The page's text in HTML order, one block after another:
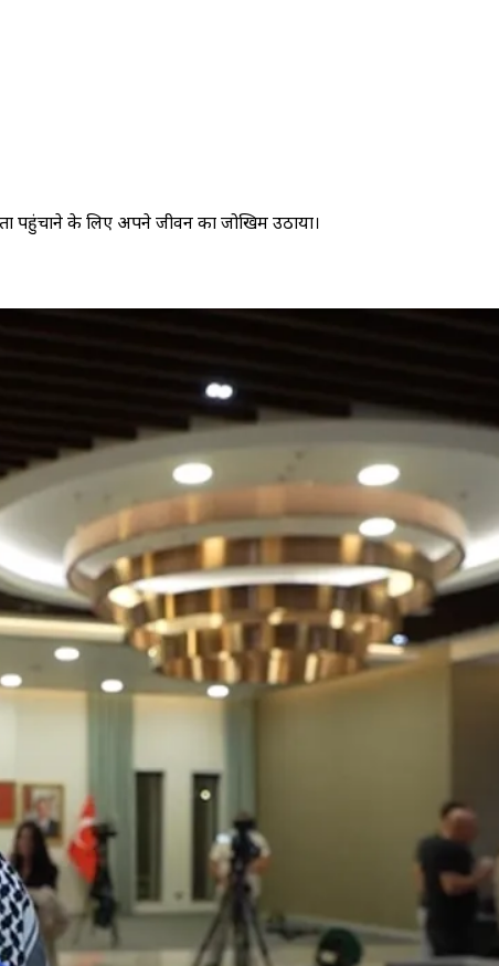
पहुंचाने के लिए अपने जीवन का जोखिम उठाया।